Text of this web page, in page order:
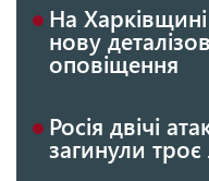
На
нову
оповіщення
Росія двічі
загинули